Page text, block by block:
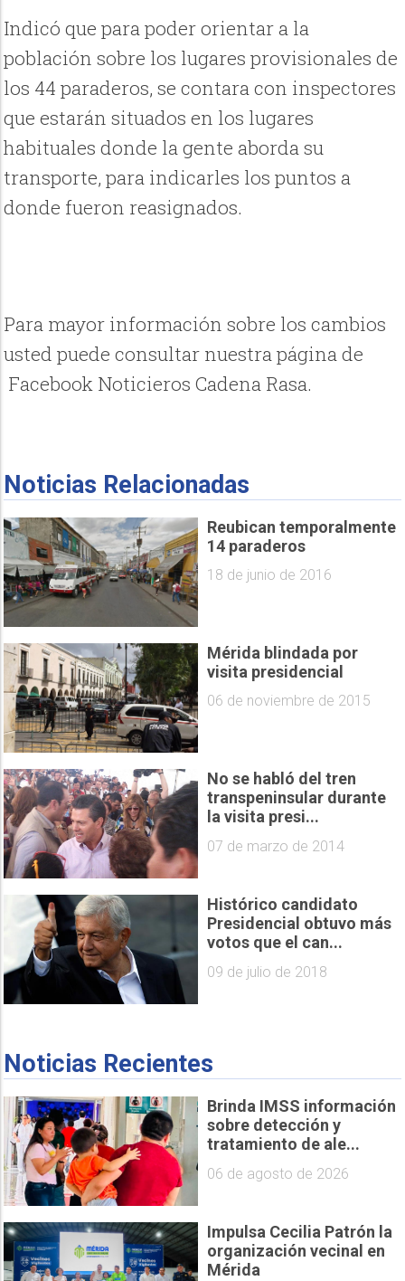
Indicó que para poder orientar a la
población sobre los lugares provisionales de
los 44 paraderos, se contara con inspectores
que estarán situados en los lugares
habituales donde la gente aborda su
transporte, para indicarles los puntos a
donde fueron reasignados.
Para mayor información sobre los cambios
usted puede consultar nuestra página de
Facebook Noticieros Cadena Rasa.
Noticias Relacionadas
Reubican temporalmente
14 paraderos
18 de junio de 2016
Mérida blindada por
visita presidencial
06 de noviembre de 2015
No se habló del tren
transpeninsular durante
la visita presi...
07 de marzo de 2014
Histórico candidato
Presidencial obtuvo más
votos que el can...
09 de julio de 2018
Noticias Recientes
Brinda IMSS información
sobre detección y
tratamiento de ale...
06 de agosto de 2026
Impulsa Cecilia Patrón la
organización vecinal en
Mérida